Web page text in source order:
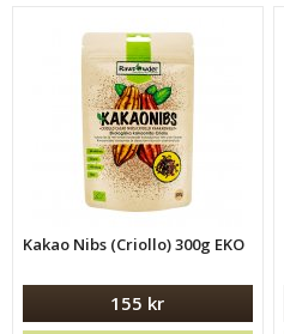
Kakao Nibs (Criollo) 300g EKO
155 kr